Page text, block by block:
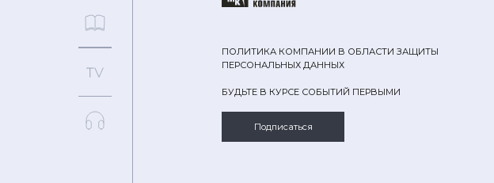
ПОЛИТИКА КОМПАНИИ В ОБЛАСТИ ЗАЩИТЫ
ПЕРСОНАЛЬНЫХ ДАННЫХ
БУДЬТЕ В КУРСЕ СОБЫТИЙ ПЕРВЫМИ
Подписаться